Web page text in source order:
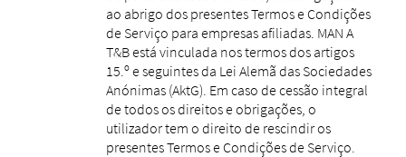
ao abrigo dos presentes Termos e Condições
de Serviço para empresas afiliadas. MAN A
T&B está vinculada nos termos dos artigos
15.º e seguintes da Lei Alemã das Sociedades
Anónimas (AktG). Em caso de cessão integral
de todos os direitos e obrigações, o
utilizador tem o direito de rescindir os
presentes Termos e Condições de Serviço.